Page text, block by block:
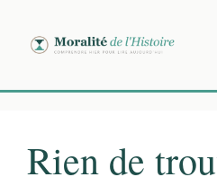
contenu
Rien de